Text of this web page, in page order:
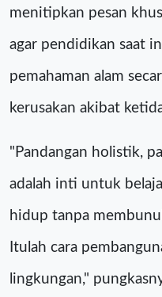
menitipkan pesan
agar pendidikan saat
pemahaman alam
kerusakan akibat
"Pandangan holistik,
adalah inti untuk
hidup tanpa
Itulah cara
lingkungan,"